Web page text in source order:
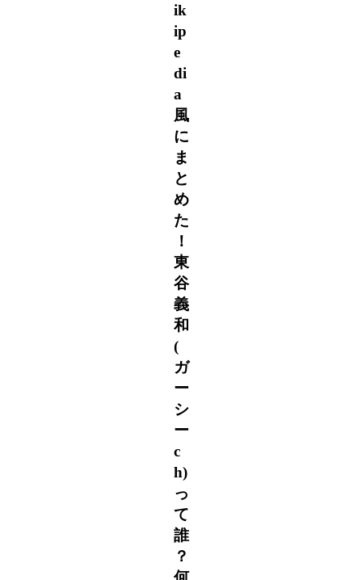
ik
ip
e
di
a
風
に
ま
と
め
た
！
東
谷
義
和
(
ガ
ー
シ
ー
c
h)
っ
て
誰
？